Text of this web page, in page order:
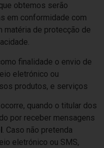
obtemos serão
em conformidade com
matéria de protecção de
finalidade o envio de
eletrónico ou
produtos, e serviços
quando o titular dos
por receber mensagens
. Caso não pretenda
eletrónico ou SMS,